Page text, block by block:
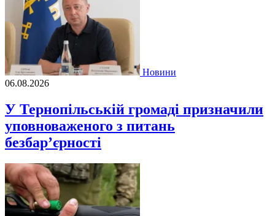
Новини
06.08.2026
У Тернопільській громаді призначили
уповноваженого з питань
безбар’єрності